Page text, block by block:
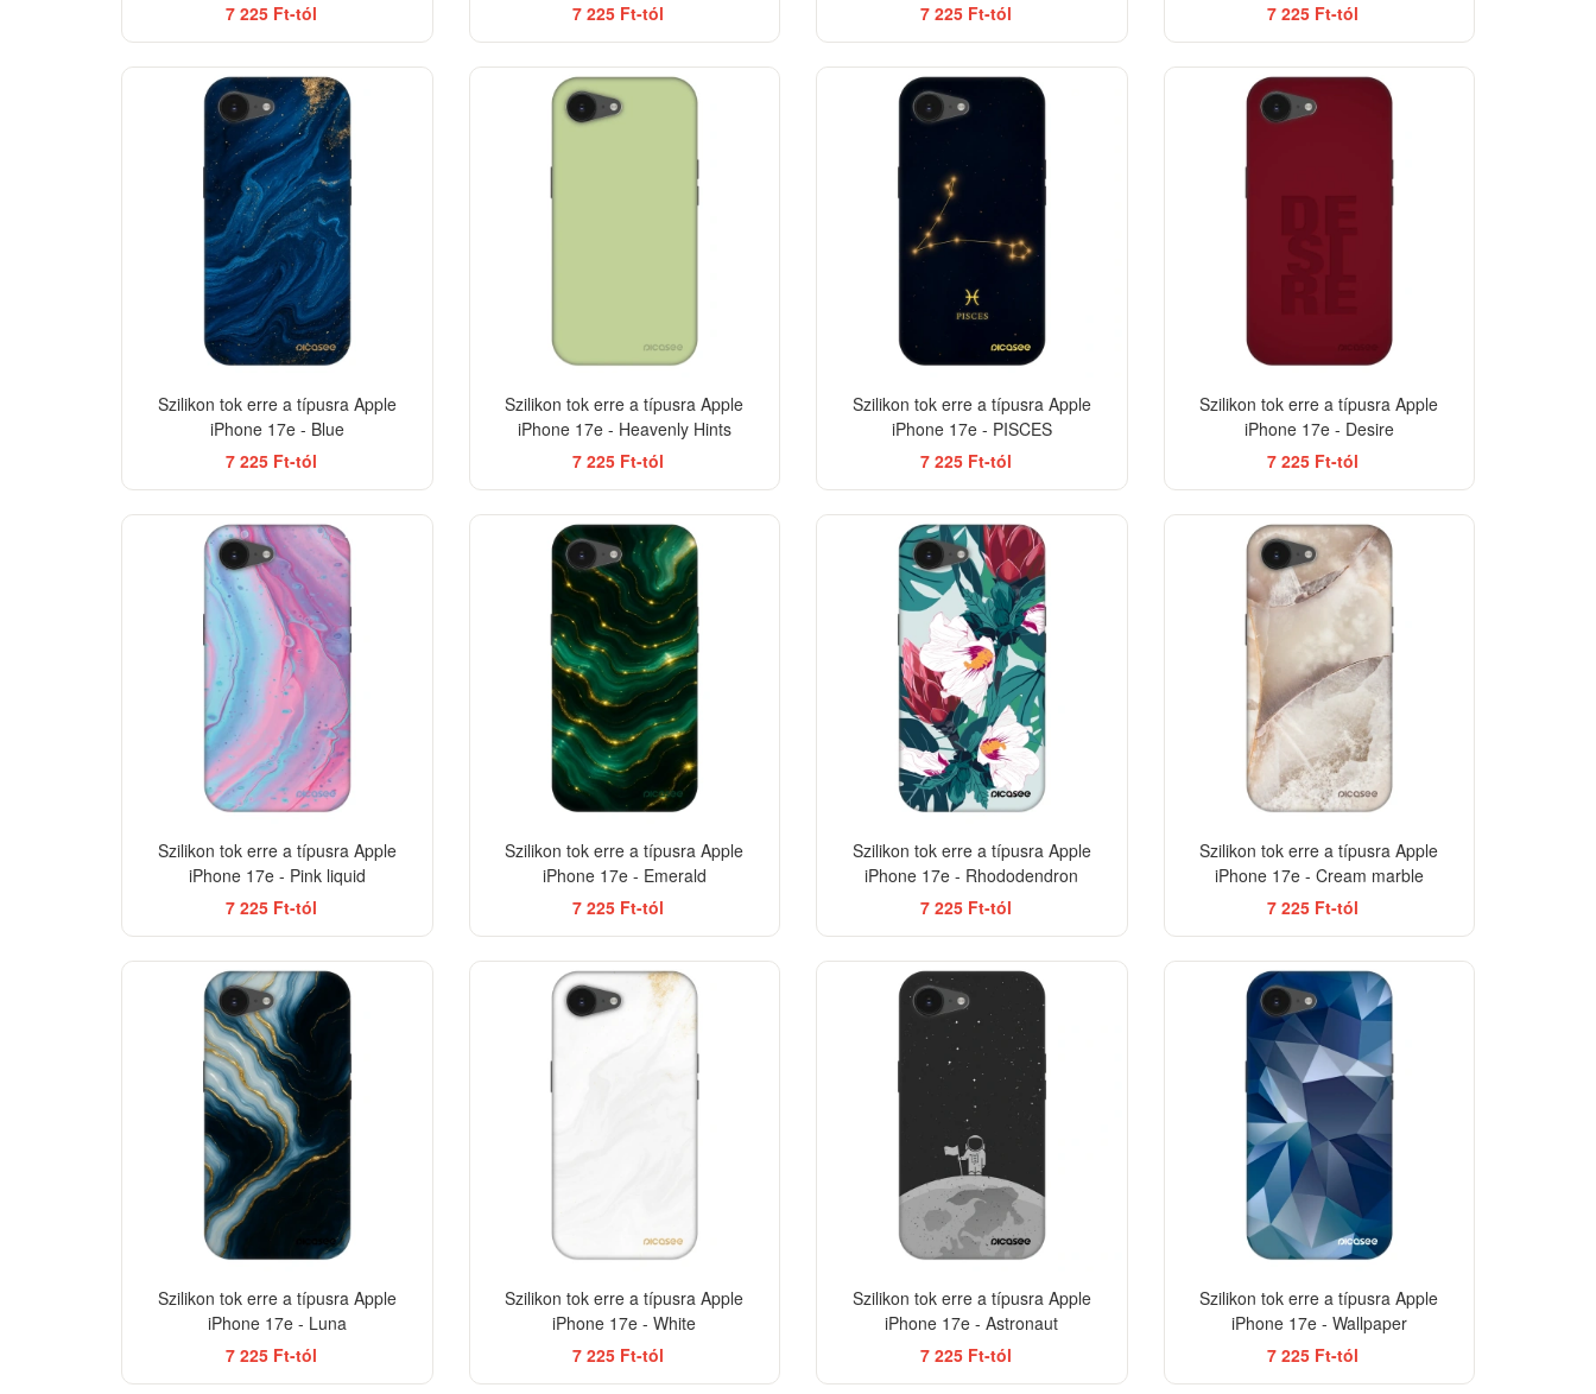
7 225 Ft-tól
7 225 Ft-tól
7 225 Ft-tól
7 225 Ft-tól
Szilikon tok erre a típusra Apple
iPhone 17e - Blue
7 225 Ft-tól
Szilikon tok erre a típusra Apple
iPhone 17e - Heavenly Hints
7 225 Ft-tól
Szilikon tok erre a típusra Apple
iPhone 17e - PISCES
7 225 Ft-tól
Szilikon tok erre a típusra Apple
iPhone 17e - Desire
7 225 Ft-tól
BESTSELLER
Szilikon tok erre a típusra Apple
iPhone 17e - Pink liquid
7 225 Ft-tól
Szilikon tok erre a típusra Apple
iPhone 17e - Emerald
7 225 Ft-tól
Szilikon tok erre a típusra Apple
iPhone 17e - Rhododendron
7 225 Ft-tól
Szilikon tok erre a típusra Apple
iPhone 17e - Cream marble
7 225 Ft-tól
Szilikon tok erre a típusra Apple
iPhone 17e - Luna
7 225 Ft-tól
Szilikon tok erre a típusra Apple
iPhone 17e - White
7 225 Ft-tól
Szilikon tok erre a típusra Apple
iPhone 17e - Astronaut
7 225 Ft-tól
Szilikon tok erre a típusra Apple
iPhone 17e - Wallpaper
7 225 Ft-tól